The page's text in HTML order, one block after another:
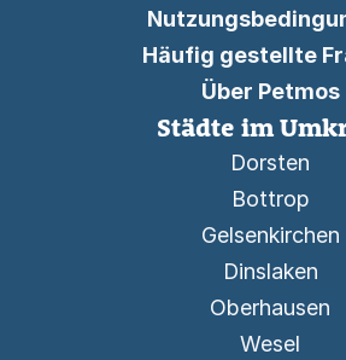
Häufig gestellte
Über Petmos
Städte im
Dorsten
Bottrop
Gelsenkirchen
Dinslaken
Oberhausen
Wesel